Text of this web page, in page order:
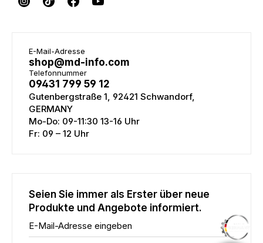
E-Mail-Adresse
shop@md-info.com
Telefonnummer
09431 799 59 12
Gutenbergstraße 1, 92421 Schwandorf,
GERMANY
Mo-Do: 09-11:30 13-16 Uhr
Fr: 09 – 12 Uhr
Seien Sie immer als Erster über neue
Produkte und Angebote informiert.
E-Mail-Adresse eingeben